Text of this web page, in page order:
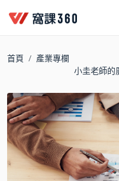
今天想要學
窩課推薦給您
首頁
產業專欄
小圭老師的
投手必看